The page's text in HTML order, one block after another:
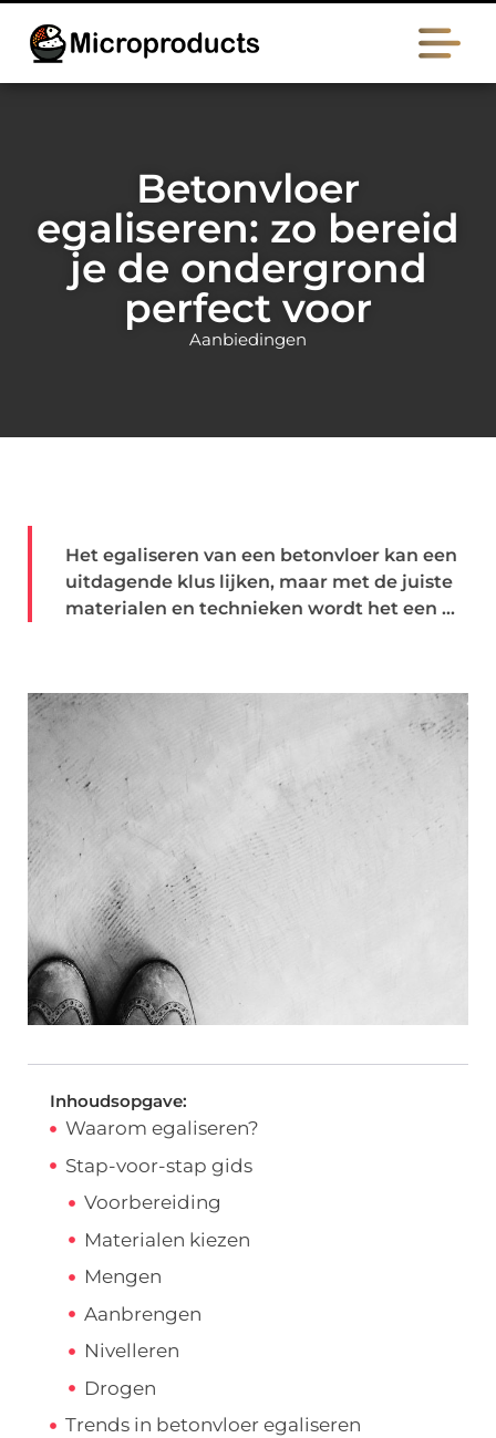
Betonvloer
egaliseren: zo bereid
je de ondergrond
perfect voor
Aanbiedingen
Het egaliseren van een betonvloer kan een
uitdagende klus lijken, maar met de juiste
materialen en technieken wordt het een ...
Inhoudsopgave:
Waarom egaliseren?
Stap-voor-stap gids
Voorbereiding
Materialen kiezen
Mengen
Aanbrengen
Nivelleren
Drogen
Trends in betonvloer egaliseren